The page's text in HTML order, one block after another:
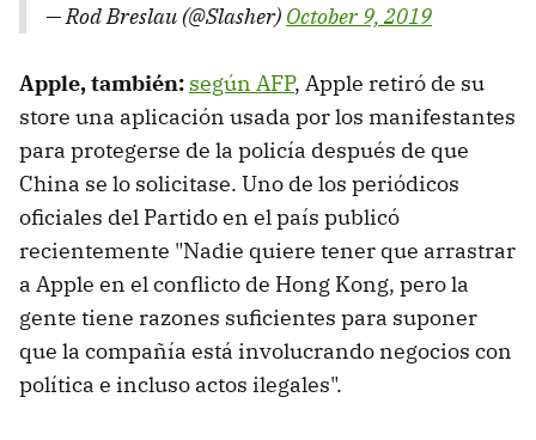
— Rod Breslau (@Slasher) October 9, 2019
Apple, también: según AFP, Apple retiró de su
store una aplicación usada por los manifestantes
para protegerse de la policía después de que
China se lo solicitase. Uno de los periódicos
oficiales del Partido en el país publicó
recientemente "Nadie quiere tener que arrastrar
a Apple en el conflicto de Hong Kong, pero la
gente tiene razones suficientes para suponer
que la compañía está involucrando negocios con
política e incluso actos ilegales".